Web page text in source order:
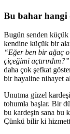
Bu bahar hangi
Bugün senden
kendine küçük bir
“Eğer ben bir ağaç
çiçeğimi açtırırdım?”
daha çok şefkat
bir hayaline nihayet
Unutma güzel
tohumla başlar. Bir
bu kardeşin sana bu
Çünkü bilir ki